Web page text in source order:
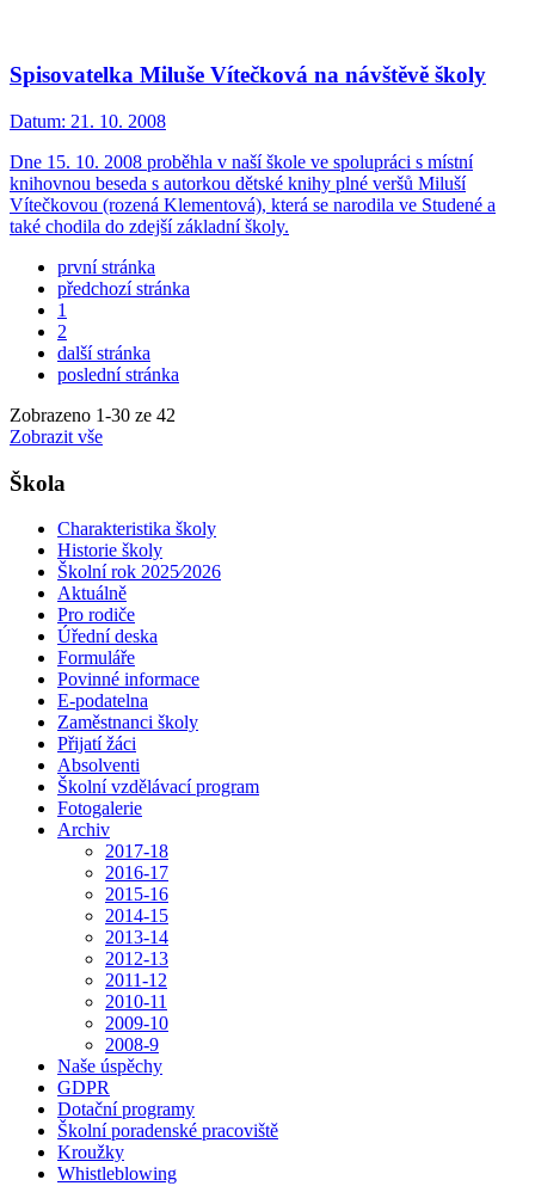
Spisovatelka Miluše Vítečková na návštěvě školy
Datum: 21. 10. 2008
Dne 15. 10. 2008 proběhla v naší škole ve spolupráci s místní
knihovnou beseda s autorkou dětské knihy plné veršů Miluší
Vítečkovou (rozená Klementová), která se narodila ve Studené a
také chodila do zdejší základní školy.
první stránka
předchozí stránka
1
2
další stránka
poslední stránka
Zobrazeno 1-30 ze 42
Zobrazit vše
Škola
Charakteristika školy
Historie školy
Školní rok 2025⁄2026
Aktuálně
Pro rodiče
Úřední deska
Formuláře
Povinné informace
E-podatelna
Zaměstnanci školy
Přijatí žáci
Absolventi
Školní vzdělávací program
Fotogalerie
Archiv
2017-18
2016-17
2015-16
2014-15
2013-14
2012-13
2011-12
2010-11
2009-10
2008-9
Naše úspěchy
GDPR
Dotační programy
Školní poradenské pracoviště
Kroužky
Whistleblowing